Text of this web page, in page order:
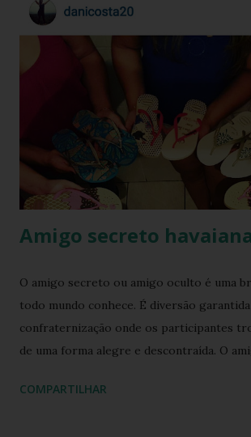
verdadeira declaração de estilo e arte.
transmitida de geração em geração pelas
alagoano? O grande segredo deste
habilidade de traduzir a identidade cultural
acessório de moda contemporâneo, sem
da versatilidade que consagrou o formato
união perfeita entre a tradição nordestina
urbana que o seu guarda-ro...
Amigo secreto
O amigo secreto ou amigo oculto é uma
todo mundo conhece. É diversão
confraternização onde os participantes
de uma forma alegre e descontraída. O
participantes trocam exclusivamente
COMPARTILHAR